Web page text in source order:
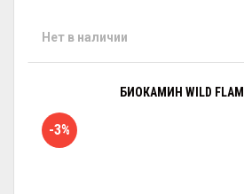
Нет в наличии
БИОКАМИН WILD
-3%